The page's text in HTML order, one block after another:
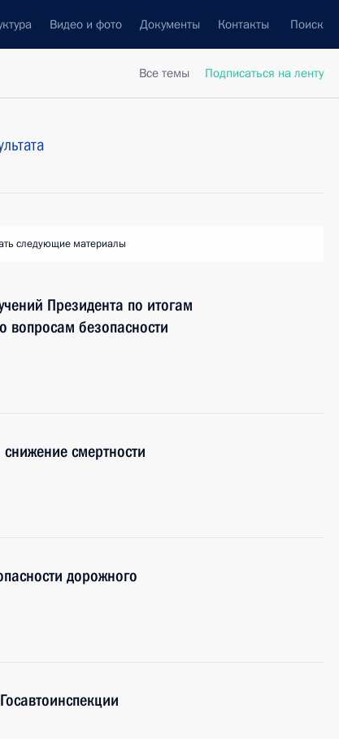
Видео и фото Документы Контакты Поиск
Все темы Подписаться на ленту
следующие материалы
Президента по итогам
вопросам безопасности
смертности
дорожного